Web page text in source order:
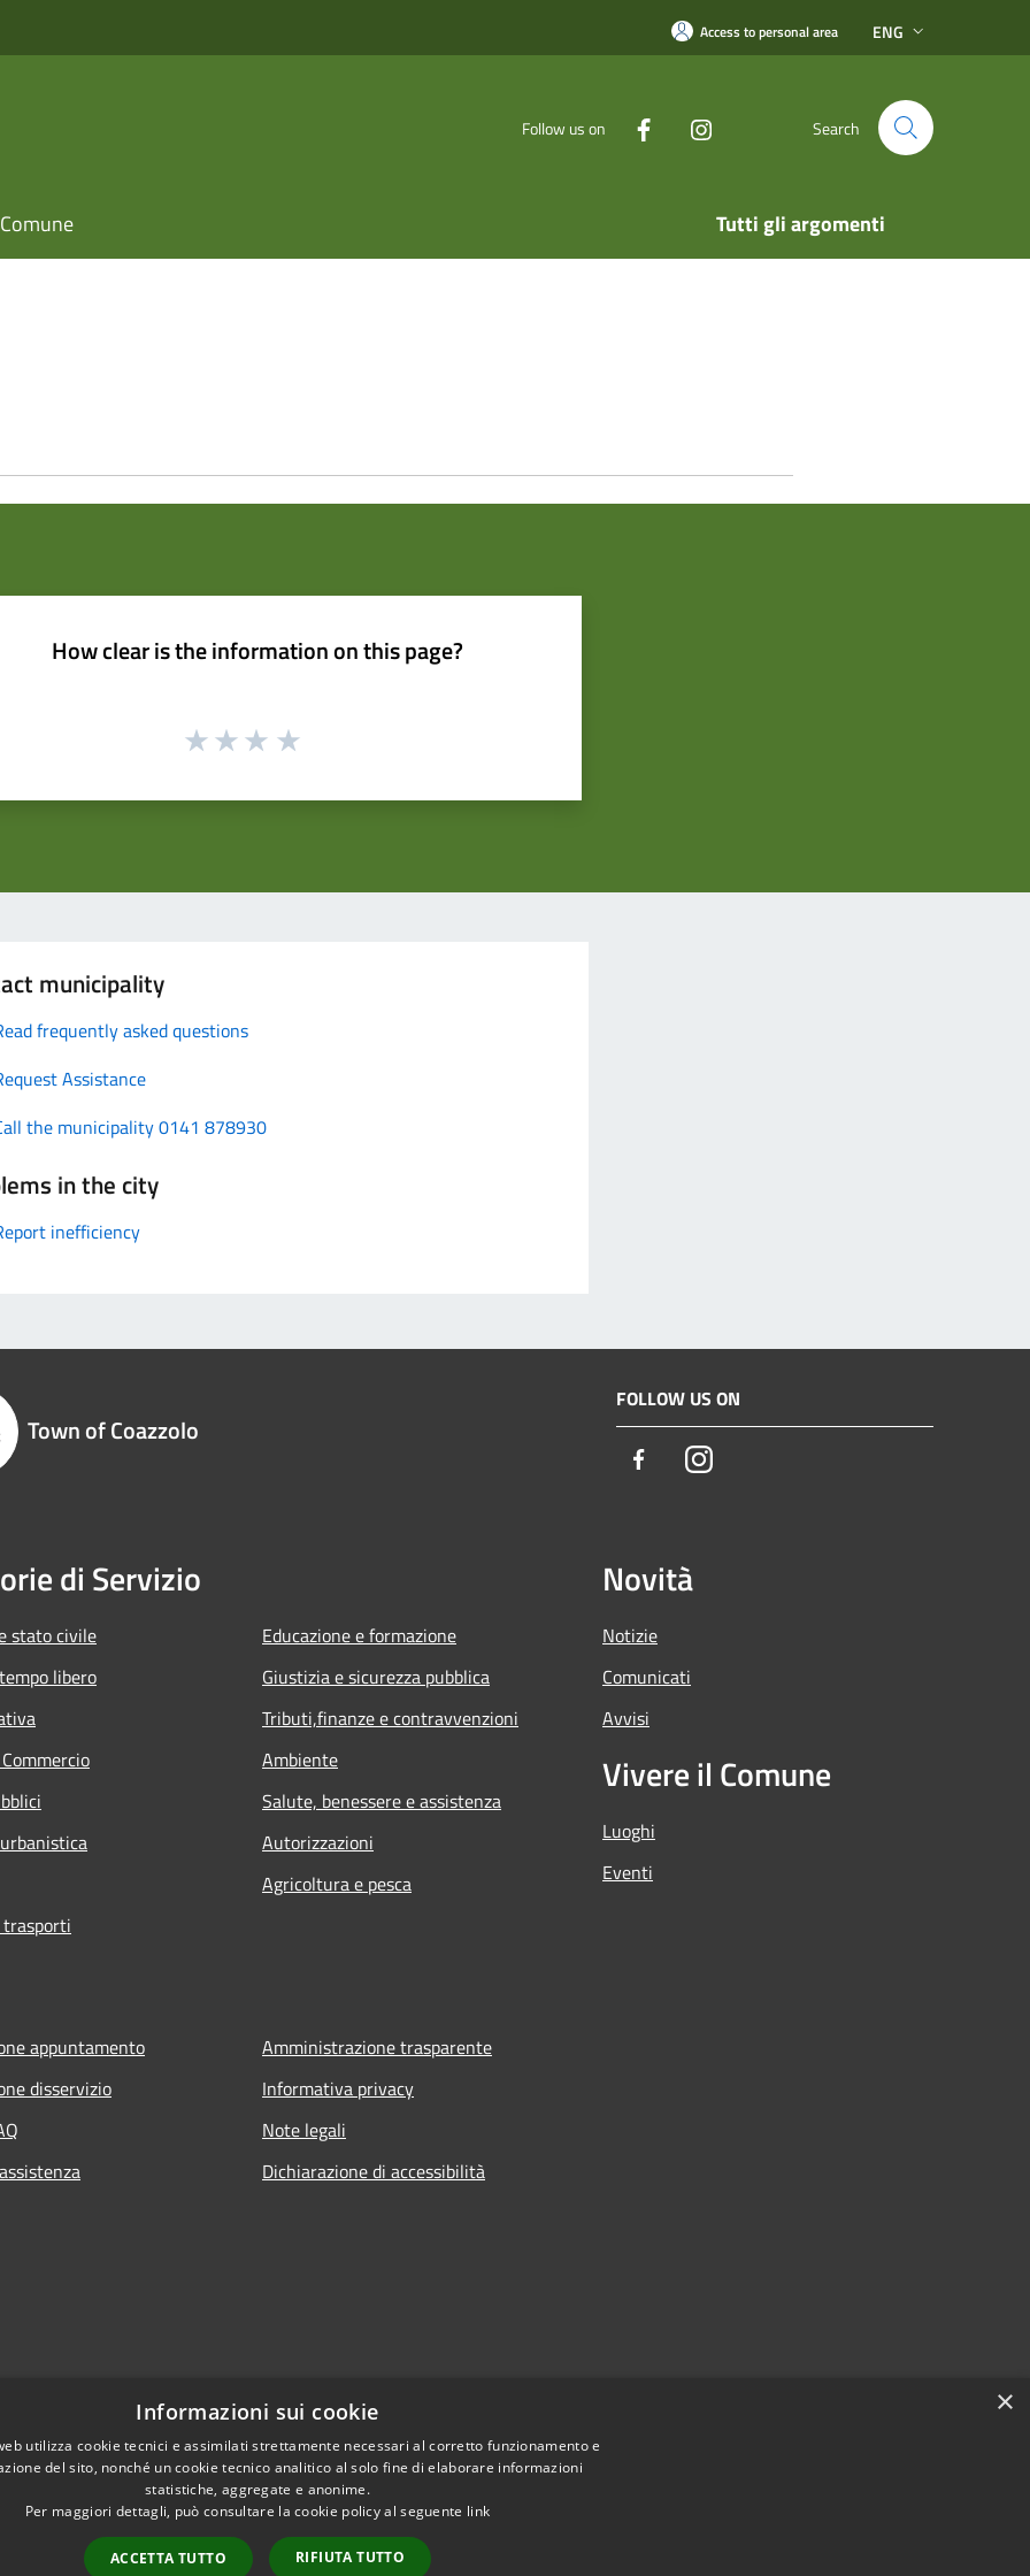
Access to personal area ENG
Follow us on Search
Tutti gli argomenti
How clear is the information on this page?
municipality
frequently asked questions
Assistance
the municipality 0141 878930
in the city
inefficiency
Town of Coazzolo
FOLLOW US ON
FacebookInstagram
di Servizio
stato civile
libero
Educazione e formazione
Giustizia e sicurezza pubblica
Tributi,finanze e contravvenzioni
Ambiente
Salute, benessere e assistenza
Autorizzazioni
Agricoltura e pesca
Novità
Notizie
Comunicati
Avvisi
Vivere il Comune
Luoghi
Eventi
appuntamento
disservizio
Amministrazione trasparente
Informativa privacy
Note legali
Dichiarazione di accessibilità
×
Informazioni sui cookie
utilizza cookie tecnici e assimilati strettamente necessari al corretto funzionamento e
del sito, nonché un cookie tecnico analitico al solo fine di elaborare informazioni
statistiche, aggregate e anonime.
Per maggiori dettagli, può consultare la cookie policy al seguente link
ACCETTA TUTTO RIFIUTA TUTTO